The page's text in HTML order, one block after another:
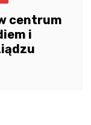
centrum
i